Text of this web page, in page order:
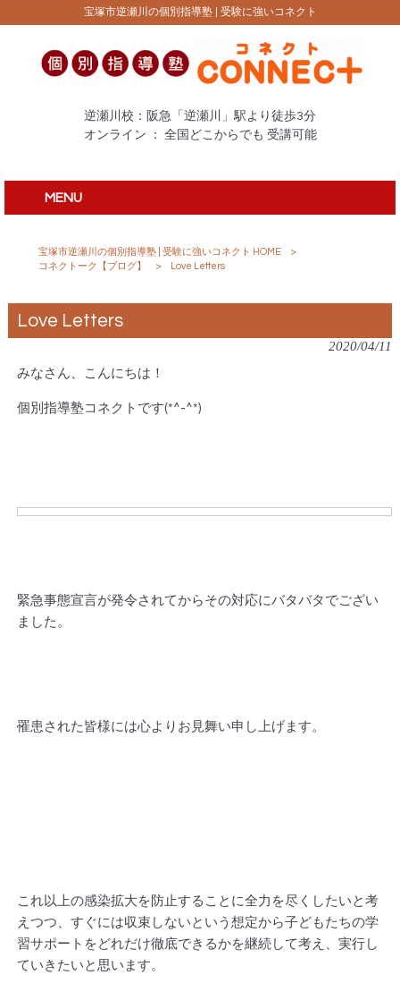
宝塚市逆瀬川の個別指導塾 | 受験に強いコネクト
逆瀬川校：阪急「逆瀬川」駅より徒歩3分
オンライン ： 全国どこからでも 受講可能
MENU
宝塚市逆瀬川の個別指導塾 | 受験に強いコネクト HOME
>
コネクトーク【ブログ】
> Love Letters
Love Letters
2020/04/11
みなさん、こんにちは！
個別指導塾コネクトです(*^-^*)
緊急事態宣言が発令されてからその対応にバタバタでござい
ました。
罹患された皆様には心よりお見舞い申し上げます。
これ以上の感染拡大を防止することに全力を尽くしたいと考
えつつ、すぐには収束しないという想定から子どもたちの学
習サポートをどれだけ徹底できるかを継続して考え、実行し
ていきたいと思います。